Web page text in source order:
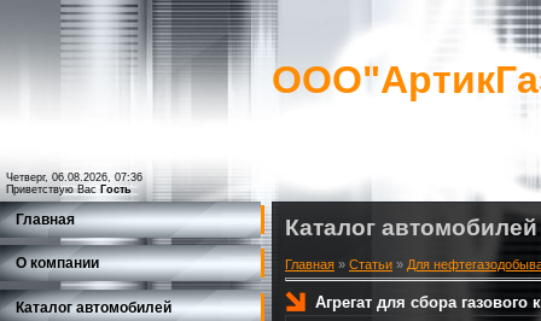
Четверг, 06.08.2026, 07:36
Приветствую Вас Гость
Главная
О компании
Каталог автомобилей
Каталог
Главная » Статьи » Для
Агрегат для сбора